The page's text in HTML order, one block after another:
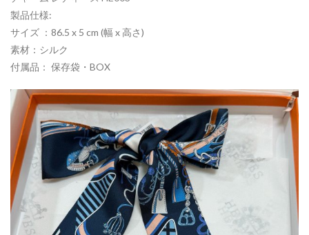
製品仕様:
サイズ ：86.5 x 5 cm (幅 x 高さ)
素材：シルク
付属品： 保存袋・BOX